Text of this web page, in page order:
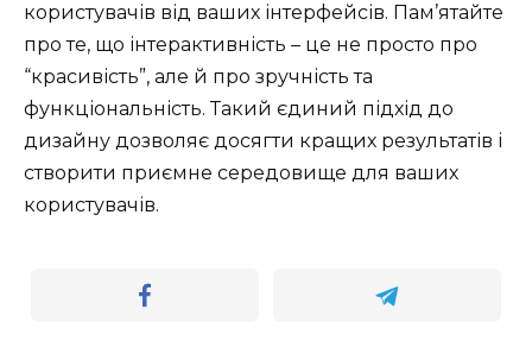
користувачів від ваших інтерфейсів. Пам’ятайте
про те, що інтерактивність – це не просто про
“красивість”, але й про зручність та
функціональність. Такий єдиний підхід до
дизайну дозволяє досягти кращих результатів і
створити приємне середовище для ваших
користувачів.